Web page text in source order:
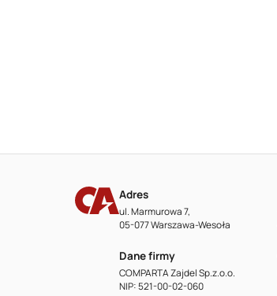
Adres
ul. Marmurowa 7,
05-077 Warszawa-Wesoła
Dane firmy
COMPARTA Zajdel Sp.z.o.o.
NIP: 521-00-02-060